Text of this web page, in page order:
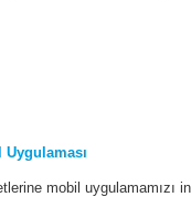
mobil uygulamamızı